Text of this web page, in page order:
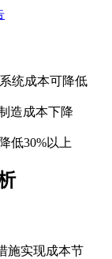
统成本可降低
造成本下降
低30%以上
施实现成本节